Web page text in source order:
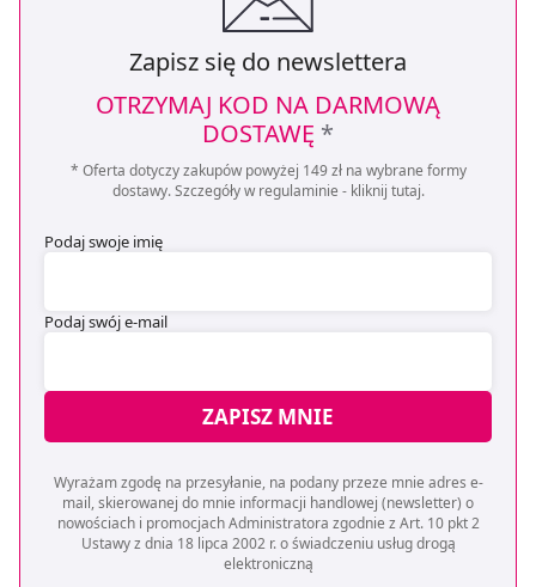
Zapisz się do newslettera
OTRZYMAJ KOD NA DARMOWĄ
DOSTAWĘ *
* Oferta dotyczy zakupów powyżej 149 zł na wybrane formy
dostawy. Szczegóły w regulaminie - kliknij tutaj.
Podaj swoje imię
Podaj swój e-mail
ZAPISZ MNIE
Wyrażam zgodę na przesyłanie, na podany przeze mnie adres e-
mail, skierowanej do mnie informacji handlowej (newsletter) o
nowościach i promocjach Administratora zgodnie z Art. 10 pkt 2
Ustawy z dnia 18 lipca 2002 r. o świadczeniu usług drogą
elektroniczną